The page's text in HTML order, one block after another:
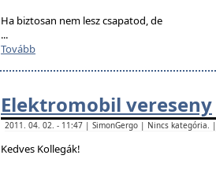
Ha biztosan nem lesz csapatod, de
...
Tovább
Elektromobil vereseny
2011. 04. 02. - 11:47 | SimonGergo | Nincs kategória. |
Kedves Kollegák!